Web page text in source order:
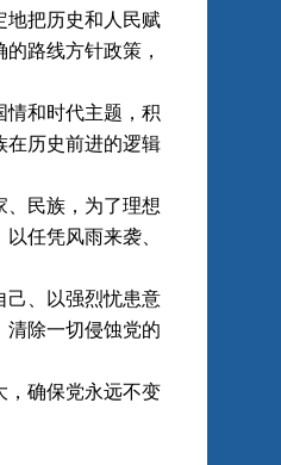
把历史和人民赋
路线方针政策，
和时代主题，积
在历史前进的逻辑
民族，为了理想
任凭风雨来袭、
、以强烈忧患意
清除一切侵蚀党的
确保党永远不变